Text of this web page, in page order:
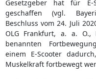
Gesetzgeber hat für E-
geschaffen (vgl.
Beschluss vom 24. Juli
OLG Frankfurt, a. a.
benannten
einem E-Scooter
Muskelkraft fortbewegt